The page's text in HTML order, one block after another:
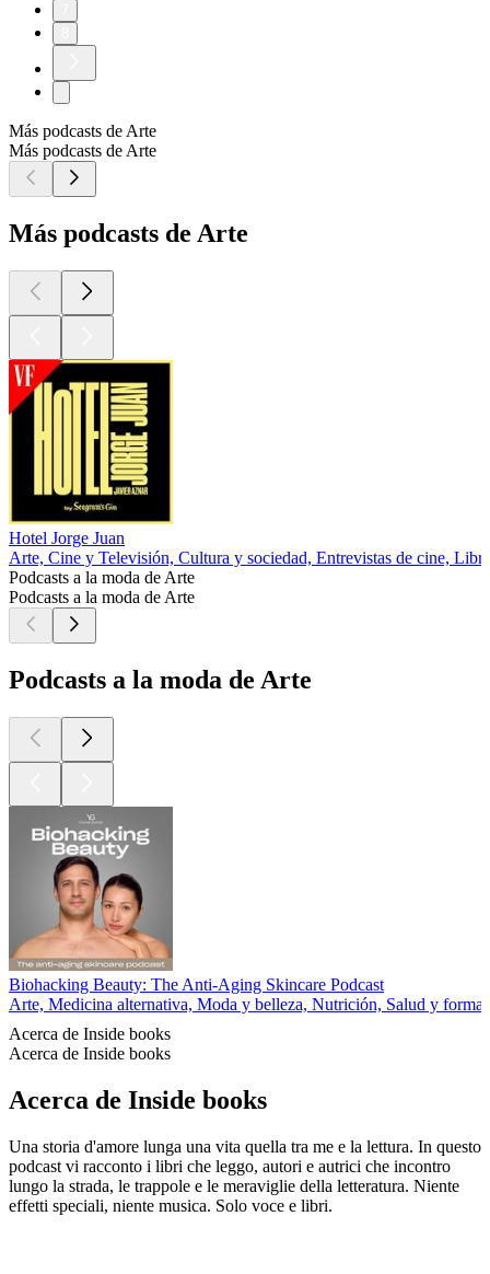
Más podcasts de Arte
Más podcasts de Arte
Más podcasts de Arte
Hotel Jorge Juan
Arte, Cine y Televisión, Cultura y sociedad, Entrevistas de cine,
Podcasts a la moda de Arte
Podcasts a la moda de Arte
Podcasts a la moda de Arte
Biohacking Beauty: The Anti-Aging Skincare Podcast
Arte, Medicina alternativa, Moda y belleza, Nutrición, Salud y forma
Acerca de Inside books
Acerca de Inside books
Acerca de Inside books
Una storia d'amore lunga una vita quella tra me e la lettura. In questo
podcast vi racconto i libri che leggo, autori e autrici che incontro
lungo la strada, le trappole e le meraviglie della letteratura. Niente
effetti speciali, niente musica. Solo voce e libri.